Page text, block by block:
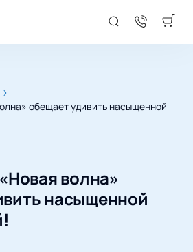
обещает удивить насыщенной
волна»
насыщенной